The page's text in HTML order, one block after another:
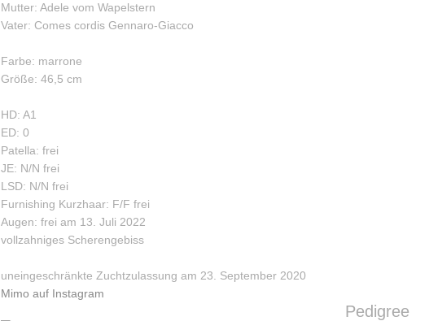
Mutter: Adele vom Wapelstern
Vater: Comes cordis Gennaro-Giacco
Farbe: marrone
Größe: 46,5 cm
HD: A1
ED: 0
Patella: frei
JE: N/N frei
LSD: N/N frei
Furnishing Kurzhaar: F/F frei
Augen: frei am 13. Juli 2022
vollzahniges Scherengebiss
uneingeschränkte Zuchtzulassung am 23. September 2020
Mimo auf Instagram
Pedigree